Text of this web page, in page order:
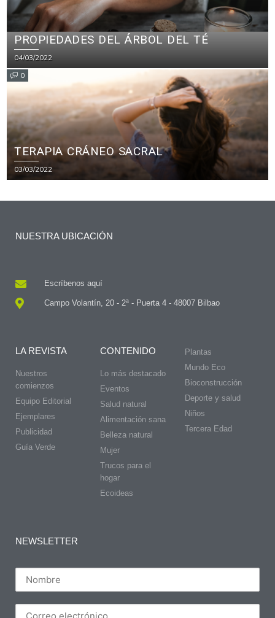
PROPIEDADES DEL ÁRBOL DEL TÉ
04/03/2022
0
TERAPIA CRÁNEO SACRAL
03/03/2022
NUESTRA UBICACIÓN
Escríbenos aquí
Campo Volantín, 20 - 2ª - Puerta 4 - 48007 Bilbao
LA REVISTA
Nuestros
comienzos
Equipo Editorial
Ejemplares
Publicidad
Guía Verde
CONTENIDO
Lo más destacado
Eventos
Salud natural
Alimentación sana
Belleza natural
Mujer
Trucos para el
hogar
Ecoideas
Plantas
Mundo Eco
Bioconstrucción
Deporte y salud
Niños
Tercera Edad
NEWSLETTER